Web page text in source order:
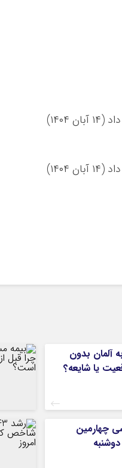
۱۴۰۴)
۱۴۰۴)
آلمان بدون
یا شایعه؟
چهارمین